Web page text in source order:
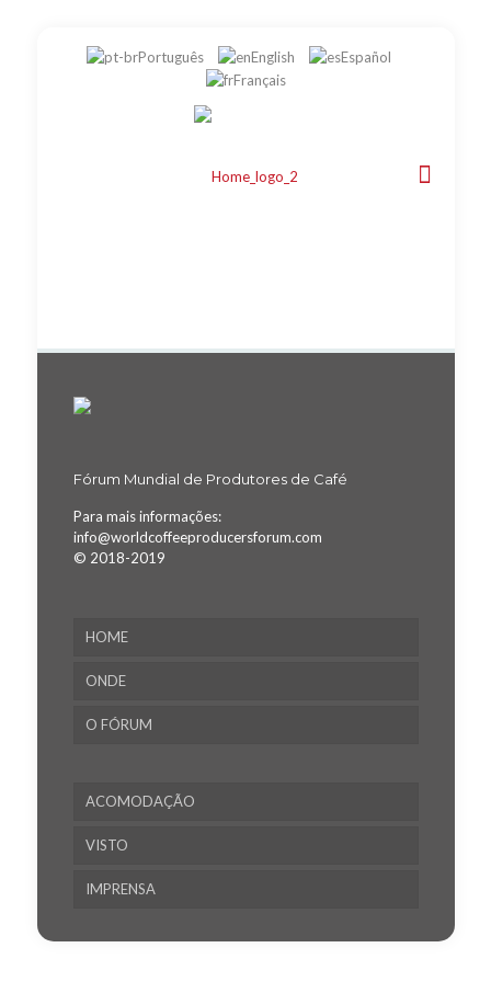
Português English
Español
Français
Fórum Mundial de Produtores de Café
Para mais informações:
info@worldcoffeeproducersforum.com
© 2018-2019
HOME
ONDE
O FÓRUM
ACOMODAÇÃO
VISTO
IMPRENSA